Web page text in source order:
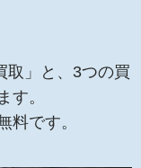
取」と、3つの買
す。
料です。